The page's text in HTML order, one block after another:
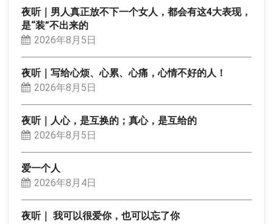
夜听｜男人真正放不下一个女人，都会有这4大表现，
是“装”不出来的
2026年8月5日
夜听｜写给心烦、心累、心痛，心情不好的人！
2026年8月5日
夜听｜人心，是互换的；真心，是互给的
2026年8月5日
爱一个人
2026年8月4日
夜听｜ 我可以很爱你，也可以忘了你